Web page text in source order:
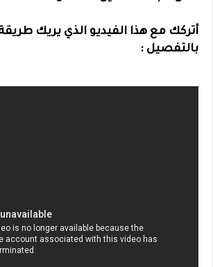
أتركك مع هذا الفيديو الذي يريك
بالتفصيل :